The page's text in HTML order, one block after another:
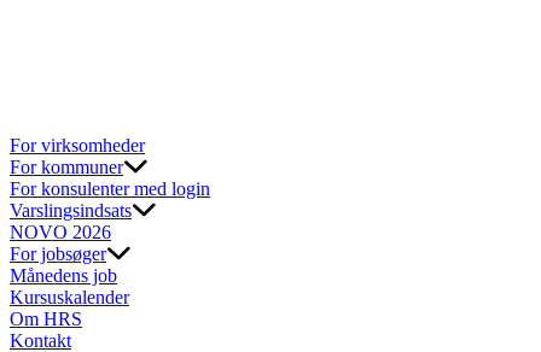
For virksomheder
For kommuner
For konsulenter med login
Varslingsindsats
NOVO 2026
For jobsøger
Månedens job
Kursuskalender
Om HRS
Kontakt